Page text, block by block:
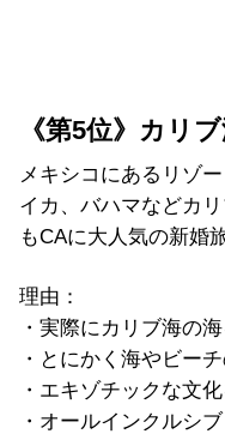
《第5位》カリ
メキシコにあるリゾ
イカ、バハマなどカ
もCAに大人気の新婚
理由：
・実際にカリブ海の
・とにかく海やビー
・エキゾチックな文
・オールインクルシ